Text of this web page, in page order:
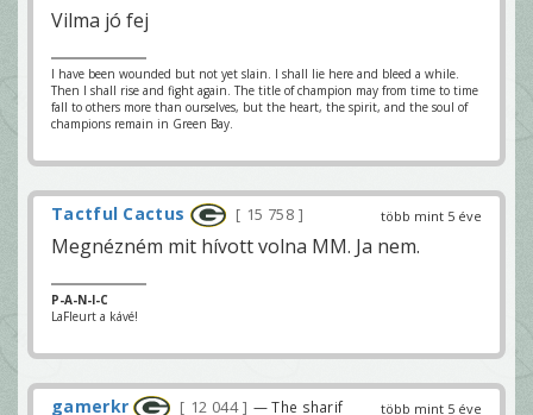
Vilma jó fej
I have been wounded but not yet slain. I shall lie here and bleed a while.
Then I shall rise and fight again. The title of champion may from time to time
fall to others more than ourselves, but the heart, the spirit, and the soul of
champions remain in Green Bay.
több mint 5 éve
Tactful Cactus 15 758
Megnézném mit hívott volna MM. Ja nem.
P-A-N-I-C
LaFleurt a kávé!
több mint 5 éve
gamerkr 12 044
— The sharif